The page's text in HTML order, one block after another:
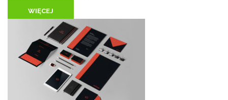
WIĘCEJ